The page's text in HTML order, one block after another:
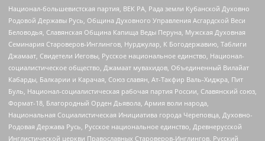
Национал-большевистская партия, ВЕК РА, Рада земли Кубанской Духовно
Родовой Державы Русь, Община Духовного Управления Асгардской Веси
Беловодья, Славянская Община Капища Веды Перуна, Мужская Духовная
Семинария Староверов-Инглингов, Нурджулар, К Богодержавию, Таблиги
Джамаат, Свидетели Иеговы, Русское национальное единство, Национал-
социалистическое общество, Джамаат мувахидов, Объединенный Вилайат
Кабарды, Балкарии и Карачая, Союз славян, Ат-Такфир Валь-Хиджра, Пит
Буль, Национал-социалистическая рабочая партия России, Славянский союз,
Формат-18, Благородный Орден Дьявола, Армия воли народа,
Национальная Социалистическая Инициатива города Череповца, Духовно-
Родовая Держава Русь, Русское национальное единство, Древнерусской
Инглистической церкви Православных Староверов-Инглингов, Русский